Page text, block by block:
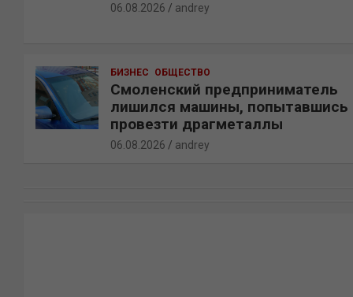
06.08.2026 andrey
БИЗНЕС ОБЩЕСТВО
Смоленский предприниматель
лишился машины, попытавшись
провезти драгметаллы
06.08.2026 andrey